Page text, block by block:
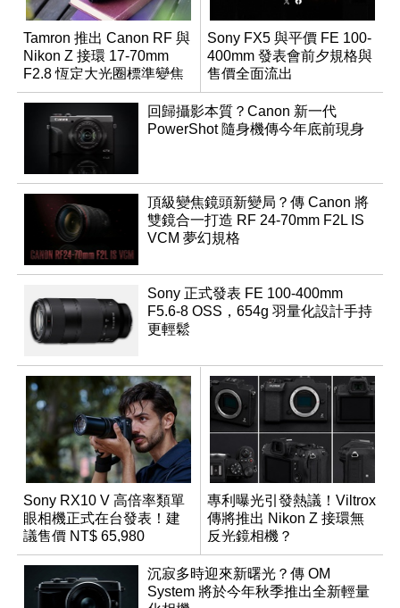
Tamron 推出 Canon RF 與
Nikon Z 接環 17-70mm
F2.8 恆定大光圈標準變焦
鏡
Sony FX5 與平價 FE 100-
400mm 發表會前夕規格與
售價全面流出
回歸攝影本質？Canon 新一代
PowerShot 隨身機傳今年底前現身
頂級變焦鏡頭新變局？傳 Canon 將
雙鏡合一打造 RF 24-70mm F2L IS
VCM 夢幻規格
Sony 正式發表 FE 100-400mm
F5.6-8 OSS，654g 羽量化設計手持
更輕鬆
Sony RX10 V 高倍率類單
眼相機正式在台發表！建
議售價 NT$ 65,980
專利曝光引發熱議！Viltrox
傳將推出 Nikon Z 接環無
反光鏡相機？
沉寂多時迎來新曙光？傳 OM
System 將於今年秋季推出全新輕量